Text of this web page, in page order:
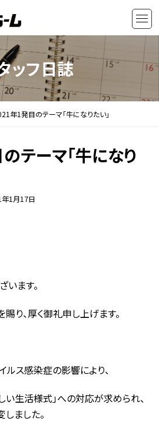
ッフ日誌
年1発目のテーマ「牛になりたい」
テーマ「牛になり
1月17日
います。
り、厚く御礼申し上げます。
ス感染症の影響により、
い生活様式」への対応が求められ、
ました。